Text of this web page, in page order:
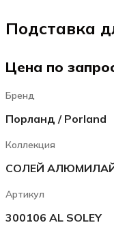
Подставка
Цена по
Бренд
Порланд / Porland
Коллекция
СОЛЕЙ АЛЮМИЛАЙТ
Артикул
300106 AL SOLEY